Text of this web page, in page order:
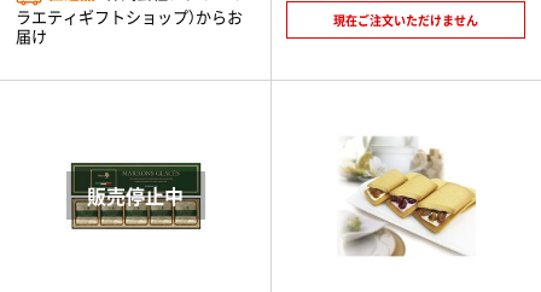
ラエティギフトショップ）からお
届け
現在ご注文いただけません